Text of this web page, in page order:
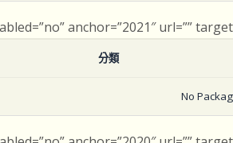
anchor=”2021″ url=””
分類
No